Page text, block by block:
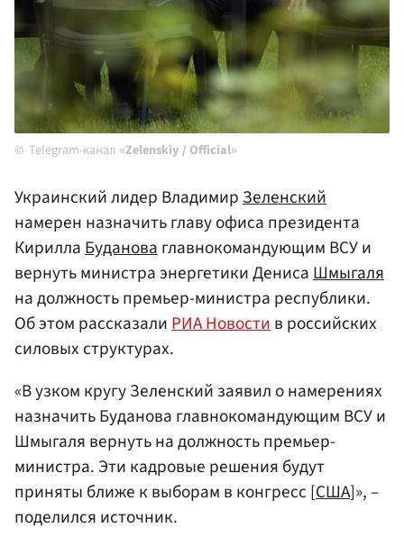
Telegram-канал «Zelenskiy / Official»
Украинский лидер ВладимирЗеленский
намерен назначить главу офиса президента
КириллаБудановаглавнокомандующим ВСУ и
вернуть министра энергетики ДенисаШмыгаля
на должность премьер-министра республики.
Об этом рассказалиРИА Новостив российских
силовых структурах.
«В узком кругу Зеленский заявил о намерениях
назначить Буданова главнокомандующим ВСУ и
Шмыгаля вернуть на должность премьер-
министра. Эти кадровые решения будут
приняты ближе к выборам в конгресс [США]», –
поделился источник.